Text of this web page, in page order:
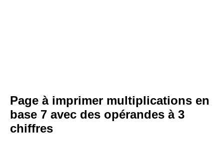
Page à imprimer multiplications en
base 7 avec des opérandes à 3
chiffres